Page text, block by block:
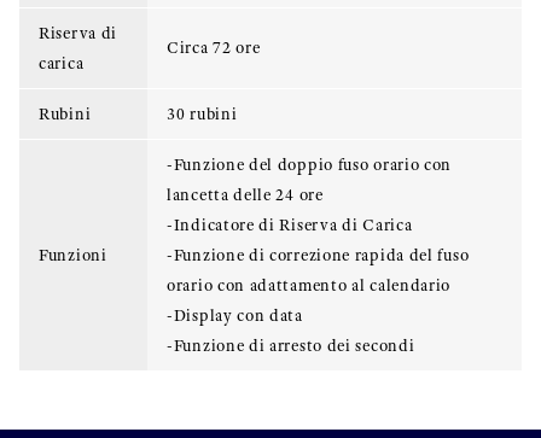
Riserva di
carica
Circa 72 ore
Rubini 30 rubini
Funzioni
-Funzione del doppio fuso orario con
lancetta delle 24 ore
-Indicatore di Riserva di Carica
-Funzione di correzione rapida del fuso
orario con adattamento al calendario
-Display con data
-Funzione di arresto dei secondi